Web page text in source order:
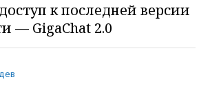
к последней версии
— GigaChat 2.0